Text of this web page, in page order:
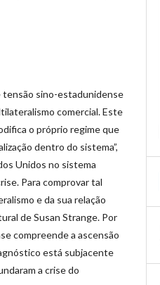
sino-estadunidense
comercial. Este
o próprio regime que
dentro do sistema”,
Unidos no sistema
Para comprovar tal
e da sua relação
de Susan Strange. Por
compreende a ascensão
está subjacente
a crise do